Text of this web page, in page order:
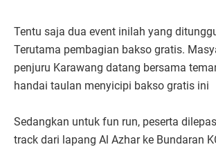
Tentu saja dua event inilah yang
Terutama pembagian bakso gratis.
penjuru Karawang datang bersama
handai taulan menyicipi bakso gratis ini
Sedangkan untuk fun run, peserta
track dari lapang Al Azhar ke Bundaran